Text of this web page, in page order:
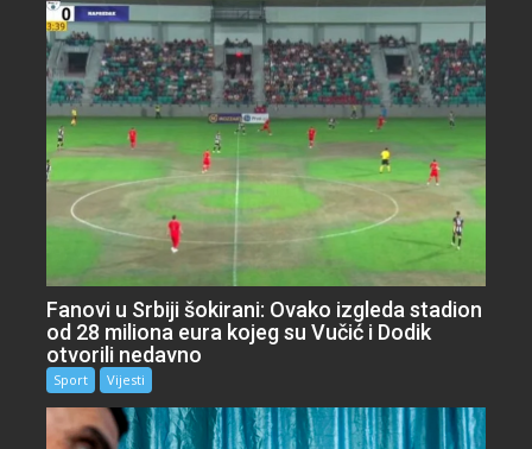
Fanovi u Srbiji šokirani: Ovako izgleda stadion
od 28 miliona eura kojeg su Vučić i Dodik
otvorili nedavno
Sport Vijesti